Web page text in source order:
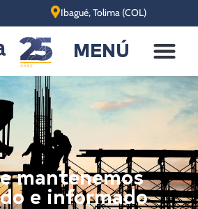
Ibagué, Tolima (COL)
MENÚ
mantenemos
e informado